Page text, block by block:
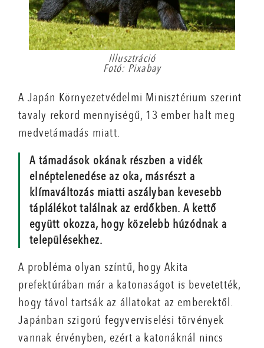
Illusztráció
Fotó: Pixabay
A Japán Környezetvédelmi Minisztérium szerint
tavaly rekord mennyiségű, 13 ember halt meg
medvetámadás miatt.
A támadások okának részben a vidék
elnéptelenedése az oka, másrészt a
klímaváltozás miatti aszályban kevesebb
táplálékot találnak az erdőkben. A kettő
együtt okozza, hogy közelebb húzódnak a
településekhez.
A probléma olyan színtű, hogy Akita
prefektúrában már a katonaságot is bevetették,
hogy távol tartsák az állatokat az emberektől.
Japánban szigorú fegyverviselési törvények
vannak érvényben, ezért a katonáknál nincs